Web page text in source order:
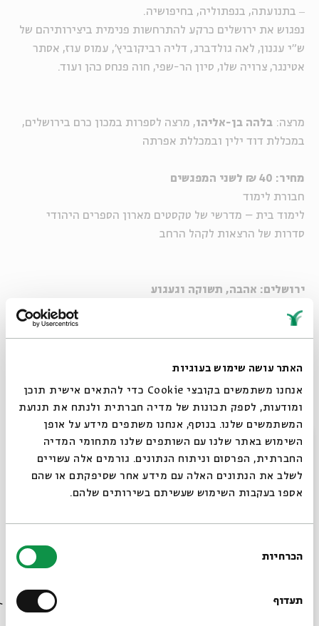
האתר עושה שימוש בעוגיות
אנחנו משתמשים בקובצי Cookie כדי להתאים אישית תוכן
ומודעות, לספק תכונות של מדיה חברתית ולנתח את תנועת
המשתמשים שלנו. בנוסף, אנחנו משתפים מידע על אופן
השימוש באתר שלנו עם השותפים שלנו מתחומי המדיה
החברתית, הפרסום וניתוח הנתונים. גורמים אלה עשויים
לשלב את הנתונים האלה עם מידע אחר שסיפקתם או שהם
אספו בעקבות השימוש שעשיתם בשירותים שלהם.
הסכמה
הכרחיות
תעדוף
‒ בתנועתה, בנפתוליה, בחיפושיה.
נפגוש את ירושלים כרקע להתרחשות פנימית ביצירותיהם של
ש"י עגנון, לאה גולדברג, דליה רביקוביץ', עמוס עוז, אסתר
אטינגר, צרויה שלו, סיון הר-שפי, חוה פנחס כהן ועוד.
מרצה: בלהה בן-אליהו, מרצה לספרות במכון כרם בירושלים,
במכללת דוד ילין ובמכללת אפרתה
מחיר: 40 ₪ לשני המפגשים
חבורת לימוד
לימוד בית – מדרשי של טקסטים מארון הספרים היהודי
סדרות של הרצאות לקהל הרחב
ירושלים: אהבה, תשוקה וגעגוע
כתיבה על ירושלים מתגלה, ביצירות רבות, ככתיבה על הנפש
נפגוש את ירושלים כרקע להתרחשות פנימית ביצירותיהם של
אטינגר, צרויה שלו, סיון הר-שפי, חוה פנחס כהן ועוד.
מרצה:בלהה בן-אליהו, מרצה לספרות במכון כרם בירושלים,
במכללת דוד ילין ובמכללת אפרתה
סגור